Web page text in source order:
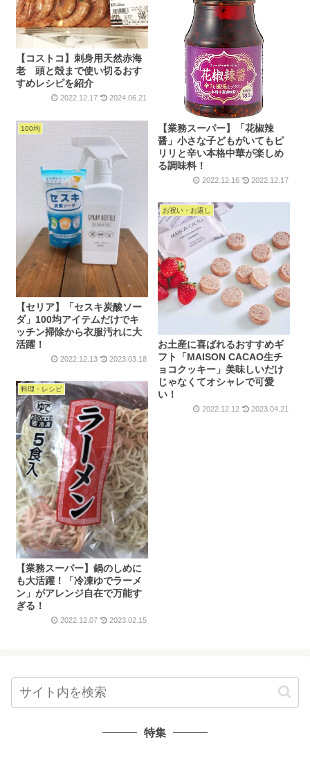
【コストコ】刺身用天然赤海
老 頭と殻まで使い切るおす
すめレシピを紹介
2022.12.17 2024.06.21
【業務スーパー】「花椒辣
醤」小さな子どもがいてもピ
リリと辛い本格中華が楽しめ
る調味料！
2022.12.16 2022.12.17
100均
【セリア】「セスキ炭酸ソー
ダ」100均アイテムだけでキ
ッチン掃除から衣服汚れに大
活躍！
2022.12.13 2023.03.18
お祝い・お返し
お土産に喜ばれるおすすめギ
フト「MAISON CACAO生チ
ョコクッキー」美味しいだけ
じゃなくてオシャレで可愛
い！
2022.12.12 2023.04.21
料理・レシピ
【業務スーパー】鍋のしめに
も大活躍！「冷凍ゆでラーメ
ン」がアレンジ自在で万能す
ぎる！
2022.12.07 2023.02.15
特集